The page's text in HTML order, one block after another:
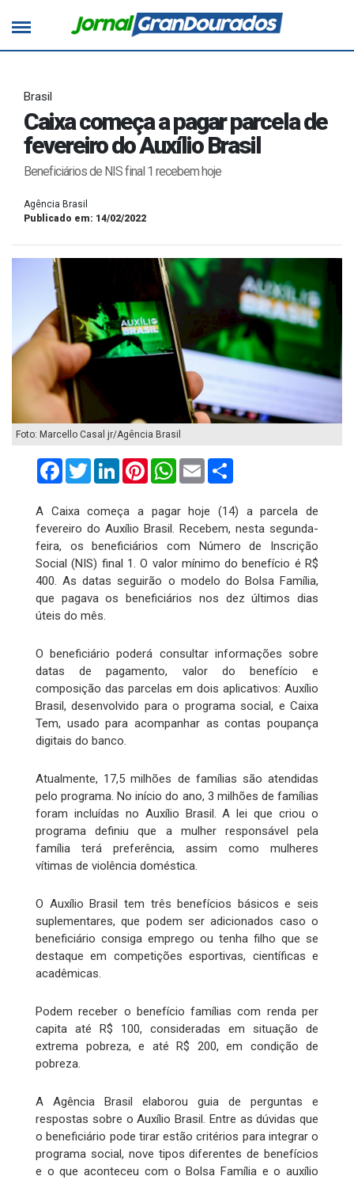
Brasil
Caixa começa a pagar parcela de
fevereiro do Auxílio Brasil
Beneficiários de NIS final 1 recebem hoje
Agência Brasil
Publicado em: 14/02/2022
Foto: Marcello Casal jr/Agência Brasil
FacebookTwitterLinkedInPinterestWhatsApp
Email
A Caixa começa a pagar hoje (14) a parcela de
fevereiro do Auxílio Brasil. Recebem, nesta segunda-
feira, os beneficiários com Número de Inscrição
Social (NIS) final 1. O valor mínimo do benefício é R$
400. As datas seguirão o modelo do Bolsa Família,
que pagava os beneficiários nos dez últimos dias
úteis do mês.
O beneficiário poderá consultar informações sobre
datas de pagamento, valor do benefício e
composição das parcelas em dois aplicativos: Auxílio
Brasil, desenvolvido para o programa social, e Caixa
Tem, usado para acompanhar as contas poupança
digitais do banco.
Atualmente, 17,5 milhões de famílias são atendidas
pelo programa. No início do ano, 3 milhões de famílias
foram incluídas no Auxílio Brasil. A lei que criou o
programa definiu que a mulher responsável pela
família terá preferência, assim como mulheres
vítimas de violência doméstica.
O Auxílio Brasil tem três benefícios básicos e seis
suplementares, que podem ser adicionados caso o
beneficiário consiga emprego ou tenha filho que se
destaque em competições esportivas, científicas e
acadêmicas.
Podem receber o benefício famílias com renda per
capita até R$ 100, consideradas em situação de
extrema pobreza, e até R$ 200, em condição de
pobreza.
A Agência Brasil elaborou guia de perguntas e
respostas sobre o Auxílio Brasil. Entre as dúvidas que
o beneficiário pode tirar estão critérios para integrar o
programa social, nove tipos diferentes de benefícios
e o que aconteceu com o Bolsa Família e o auxílio